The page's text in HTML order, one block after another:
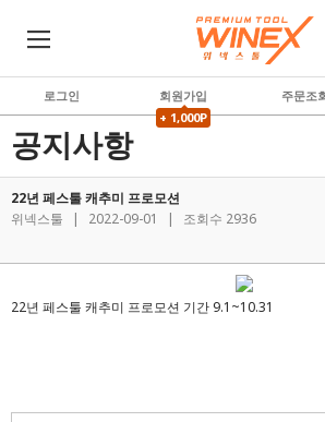
로그인
회원가입
+ 1,000P
주문조
공지사항
22년 페스툴 캐추미 프로모션
위넥스툴
| 2022-09-01 | 조회수 2936
22년 페스툴 캐추미 프로모션 기간 9.1~10.31